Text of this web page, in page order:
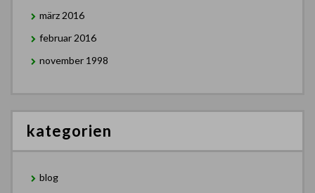
märz 2016
februar 2016
november 1998
kategorien
blog